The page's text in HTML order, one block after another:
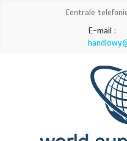
Centrale
E-mail :